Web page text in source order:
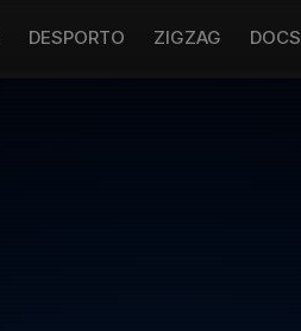
DESPORTO ZIGZAG DOCS